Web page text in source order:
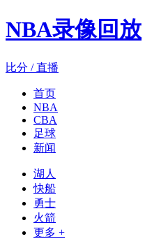
NBA录像回放
比分 / 直播
首页
NBA
CBA
足球
新闻
湖人
快船
勇士
火箭
更多 +